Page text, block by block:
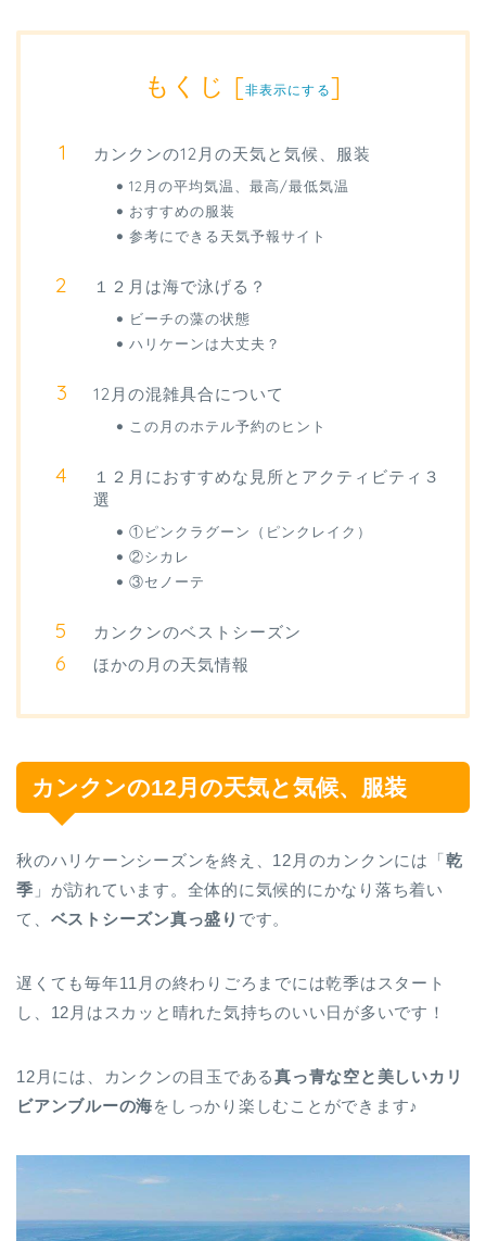
もくじ [非表示にする]
カンクンの12月の天気と気候、服装
12月の平均気温、最高/最低気温
おすすめの服装
参考にできる天気予報サイト
１２月は海で泳げる？
ビーチの藻の状態
ハリケーンは大丈夫？
12月の混雑具合について
この月のホテル予約のヒント
１２月におすすめな見所とアクティビティ３
選
①ピンクラグーン（ピンクレイク）
②シカレ
③セノーテ
カンクンのベストシーズン
ほかの月の天気情報
カンクンの12月の天気と気候、服装
秋のハリケーンシーズンを終え、12月のカンクンには「乾
季 」が訪れています。全体的に気候的にかなり落ち着い
て、 ベストシーズン真っ盛り です。
遅くても毎年11月の終わりごろまでには乾季はスタート
し、12月はスカッと晴れた気持ちのいい日が多いです！
12月には、カンクンの目玉である真っ青な空と美しいカリ
ビアンブルーの海をしっかり楽しむことができます♪